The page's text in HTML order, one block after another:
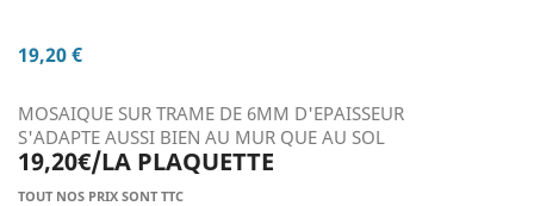
19,20 €
MOSAIQUE SUR TRAME DE 6MM D'EPAISSEUR
S'ADAPTE AUSSI BIEN AU MUR QUE AU SOL
19,20€/LA PLAQUETTE
TOUT NOS PRIX SONT TTC